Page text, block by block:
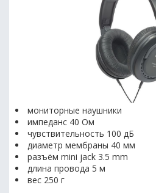
мониторные наушники
импеданс 40 Ом
чувствительность 100 дБ
диаметр мембраны 40 мм
разъём mini jack 3.5 mm
длина провода 5 м
вес 250 г